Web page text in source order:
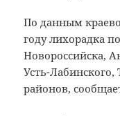
По данным
году лихорадка
Новороссийска,
Усть-
районов,